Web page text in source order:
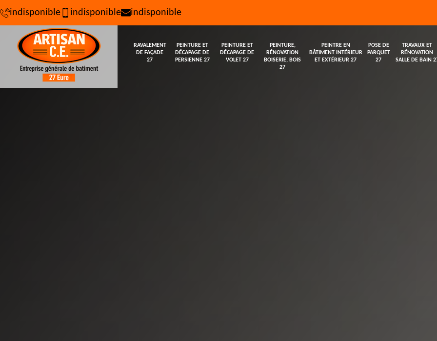
indisponible indisponible indisponible
RAVALEMENT
DE FAÇADE
27
PEINTURE ET
DÉCAPAGE DE
PERSIENNE 27
PEINTURE ET
DÉCAPAGE DE
VOLET 27
PEINTURE,
RÉNOVATION
BOISERIE, BOIS
27
PEINTRE EN
BÂTIMENT INTÉRIEUR
ET EXTÉRIEUR 27
POSE DE
PARQUET
27
TRAVAUX ET
RÉNOVATION
SALLE DE BAIN